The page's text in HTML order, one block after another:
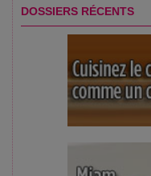
DOSSIERS RÉCENTS